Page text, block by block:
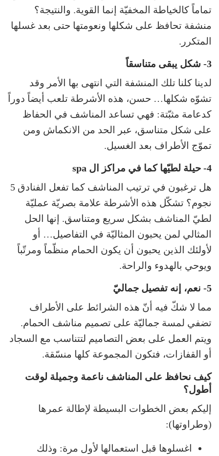
تماماً كالخياطة المخفيّة إنما القوية. والنتيجة؟
منشفة تحافظ على شكلها ونعومتها حتى بعد غسلها
المتكرر.
3- شكل يبقى متناسقاً
لدينا كلنا تلك المنشفة التي انتهى بها الأمر وقد
تشوّه شكلها… حسن، هذه الأشرطة تلعب أيضاً دوراً
كدعامة مثبّتة: فهي تساعد المناشف في الحفاظ
على شكل متناسق، عبر الحد من الانكماش ومن
تموّج الأطراف بعد الغسيل.
4- حيلة لطيّها كما في مراكز ال spa
هل ترغبون في ترتيب المناشف كما تفعل الفنادق 5
نجوم؟ تشكّل هذه الأشرطة علامة بصريّة عمليّة
لطيّ المناشف بشكل سريع ومتناسق. إنها الحل
المثالي لمن يحبون المثاليّة في التفاصيل… أو
لأولئك الذين يحبون أن يكون الحمام منظّماً ومرتّباً
ويوحي بالهدوء والراحة.
5- نعم، إنه تفصيل جماليّ
مما لا شكّ فيه أنّ هذه الشرائط على الأطراف
تضفي لمسة جماليّة على تصميم مناشف الحمام.
ويتم العمل على بعض التصاميم لتتناسب مع السجاد
أو القفازات، فتكون المجموعة كلها منسّقة.
كيف نحافظ على المناشف ناعمة وجميلة لوقت
أطول؟
إليكم بعض الخطوات البسيطة لإطالة عمرها
(وطراوتها):
اغسلوها قبل استعمالها لأول مرة: وذلك